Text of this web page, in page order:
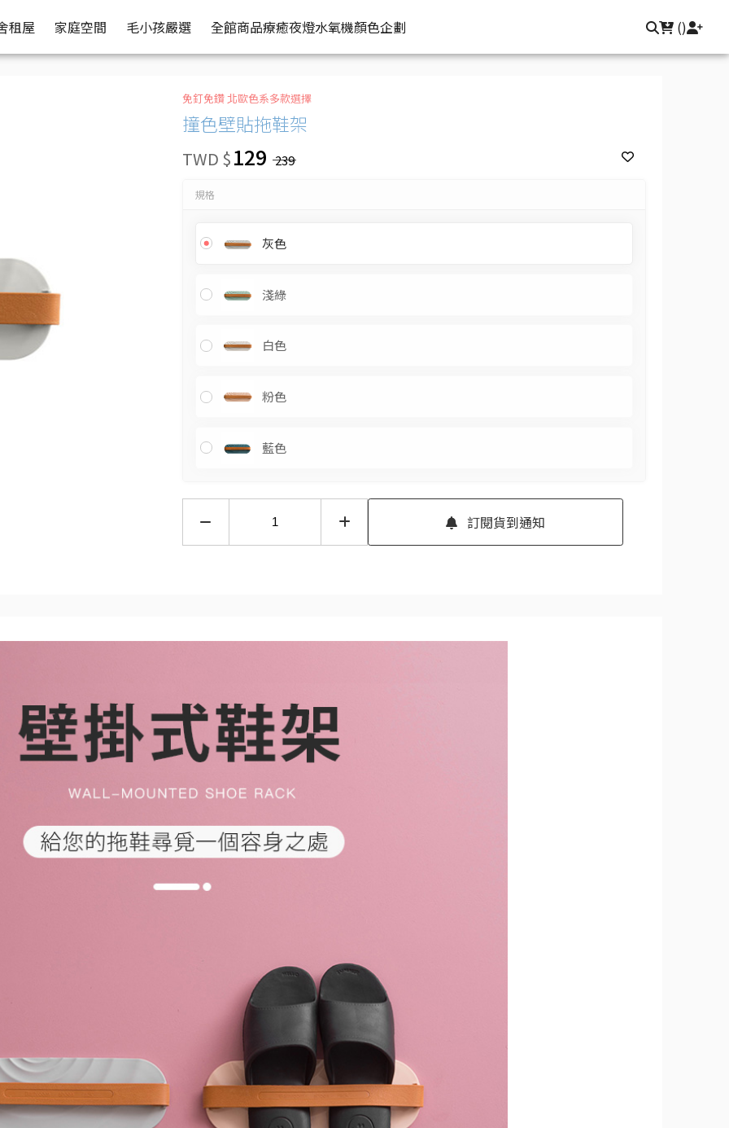
租屋 家庭空間 毛小孩嚴選 全館商品療癒夜燈水氧機顏色企劃 ()
免釘免鑽 北歐色系多款選擇
撞色壁貼拖鞋架
TWD $129 239
規格
灰色
淺綠
白色
粉色
藍色
訂閱貨到通知
訂閱貨到通知